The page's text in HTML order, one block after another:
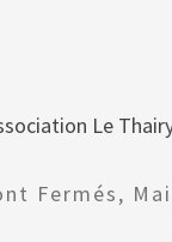
Le
Fermés,